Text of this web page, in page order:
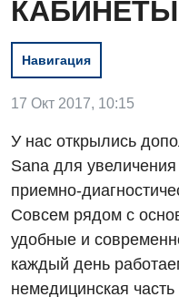
Интернатура
Энциклопедия
Программа лояльности
Отзывы
Ангиографические
Инструментальная
Компьютерная
Гинекологическое
Диагностическое
Дневной стационар
КАБИНЕТЫ
Навигация
17 Окт 2017, 10:15
У нас открылись
Sana для
приемно-
Совсем рядом с
удобные и
каждый день
немедицинская